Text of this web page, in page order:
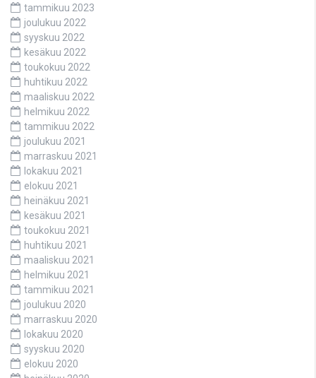
tammikuu 2023
joulukuu 2022
syyskuu 2022
kesäkuu 2022
toukokuu 2022
huhtikuu 2022
maaliskuu 2022
helmikuu 2022
tammikuu 2022
joulukuu 2021
marraskuu 2021
lokakuu 2021
elokuu 2021
heinäkuu 2021
kesäkuu 2021
toukokuu 2021
huhtikuu 2021
maaliskuu 2021
helmikuu 2021
tammikuu 2021
joulukuu 2020
marraskuu 2020
lokakuu 2020
syyskuu 2020
elokuu 2020